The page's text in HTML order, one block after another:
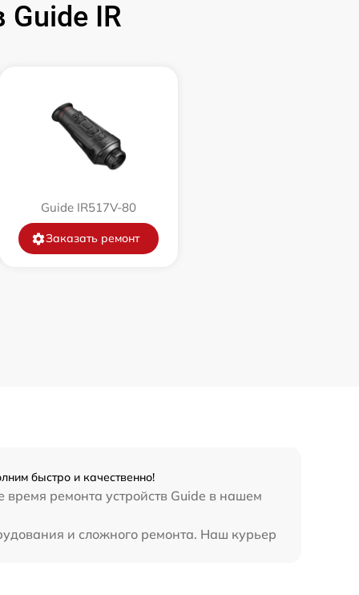
450 р
850 р
IR
Guide IR517V-80
Заказать ремонт
быстро и качественно!
время ремонта устройств Guide в нашем
и сложного ремонта. Наш курьер